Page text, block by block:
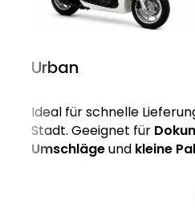
Urban
Ideal für schnelle
Stadt. Geeignet für
Umschlägeund kleine